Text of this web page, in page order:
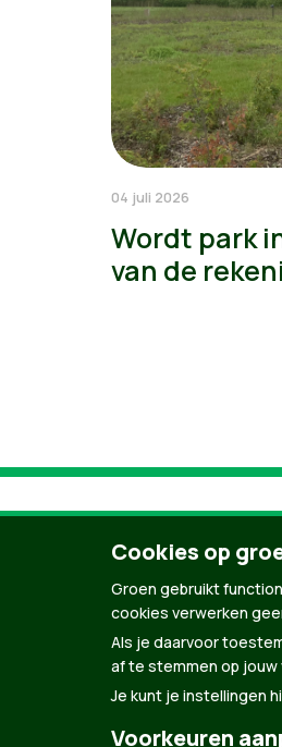
04 juli 2026
Wordt park
van de
© Copyright Groen
Cookies op
Groen gebruikt
cookies verwerken
Als je daarvoor
af te stemmen op jouw
Je kunt je instellingen
Voorkeuren